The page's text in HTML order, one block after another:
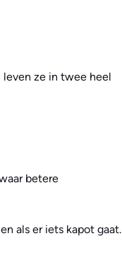
leven ze in twee heel
betere
als er iets kapot gaat.